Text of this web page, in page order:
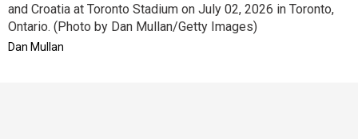
and Croatia at Toronto Stadium on July 02, 2026 in Toronto,
Ontario. (Photo by Dan Mullan/Getty Images)
Dan Mullan